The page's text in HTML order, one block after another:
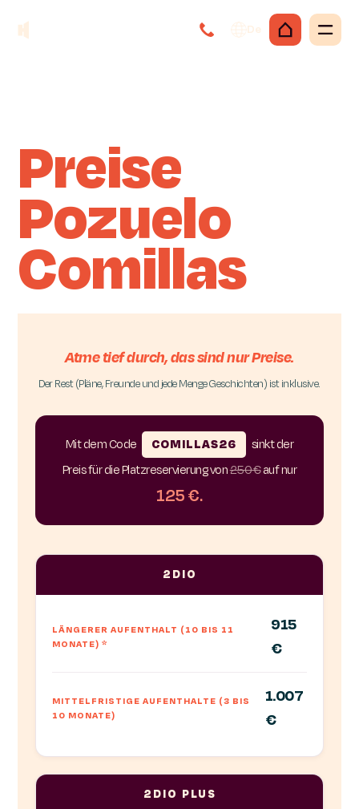
De
Preise
Pozuelo
Comillas
Atme tief durch, das sind nur Preise.
Der Rest (Pläne, Freunde und jede Menge Geschichten) ist inklusive.
Mit dem Code COMILLAS26
sinkt der
Preis für die Platzreservierung von250 €auf nur
125 €.
2DIO
LÄNGERER AUFENTHALT (10 BIS 11
MONATE)*
915
€
MITTELFRISTIGE AUFENTHALTE (3 BIS
10 MONATE)
1.007
€
2DIO PLUS